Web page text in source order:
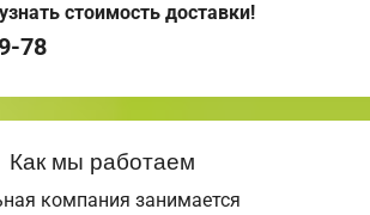
стоимость доставки!
78
Как мы работаем
компания занимается